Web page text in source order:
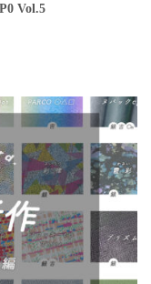
Vol.5